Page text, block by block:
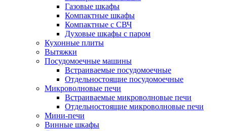
Газовые шкафы
Компактные шкафы
Компактные с СВЧ
Духовые шкафы с паром
Кухонные плиты
Вытяжки
Посудомоечные машины
Встраиваемые посудомоечные
Отдельностоящие посудомоечные
Микроволновые печи
Встраиваемые микроволновые печи
Отдельностоящие микроволновые печи
Мини-печи
Винные шкафы